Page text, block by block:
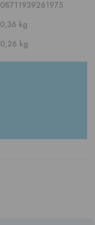
08711939261975
0,36 kg
0,26 kg